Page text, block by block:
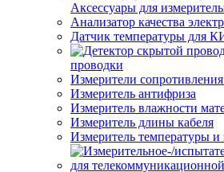
Аксессуары для
Анализатор качества
Датчик температуры для
проводки
Измерители сопротивления
Измеритель антифриза
Измеритель влажности
Измеритель длины кабеля
Измеритель температуры и